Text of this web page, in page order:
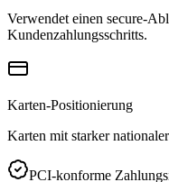
Verwendet einen secure-
Kundenzahlungsschritts.
Karten-Positionierung
Karten mit starker
PCI-konforme